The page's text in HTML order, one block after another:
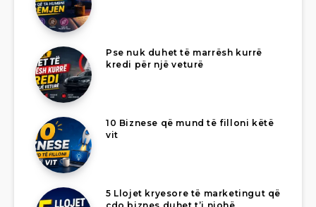
Pse nuk duhet të marrësh kurrë
kredi për një veturë
10 Biznese që mund të filloni këtë
vit
5 Llojet kryesore të marketingut që